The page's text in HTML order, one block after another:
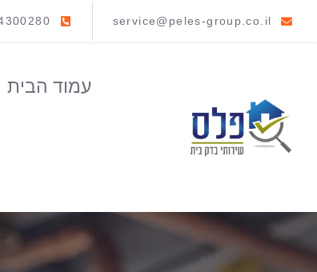
service@peles-group.co.il
עמוד הבית